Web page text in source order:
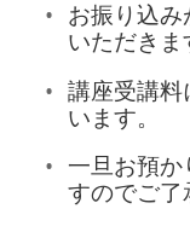
お振り込
いただきま
講座受講料
います。
一旦お預か
すのでご了